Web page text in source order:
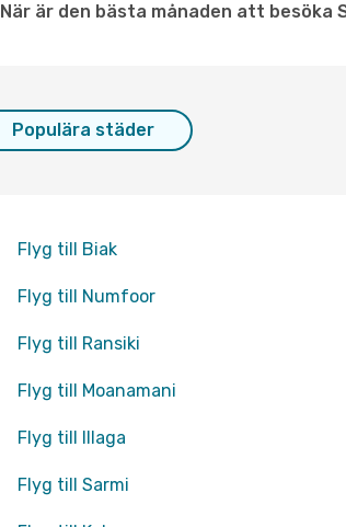
När är den bästa månaden att besöka
Populära städer
Flyg till Biak
Flyg till Numfoor
Flyg till Ransiki
Flyg till Moanamani
Flyg till Illaga
Flyg till Sarmi